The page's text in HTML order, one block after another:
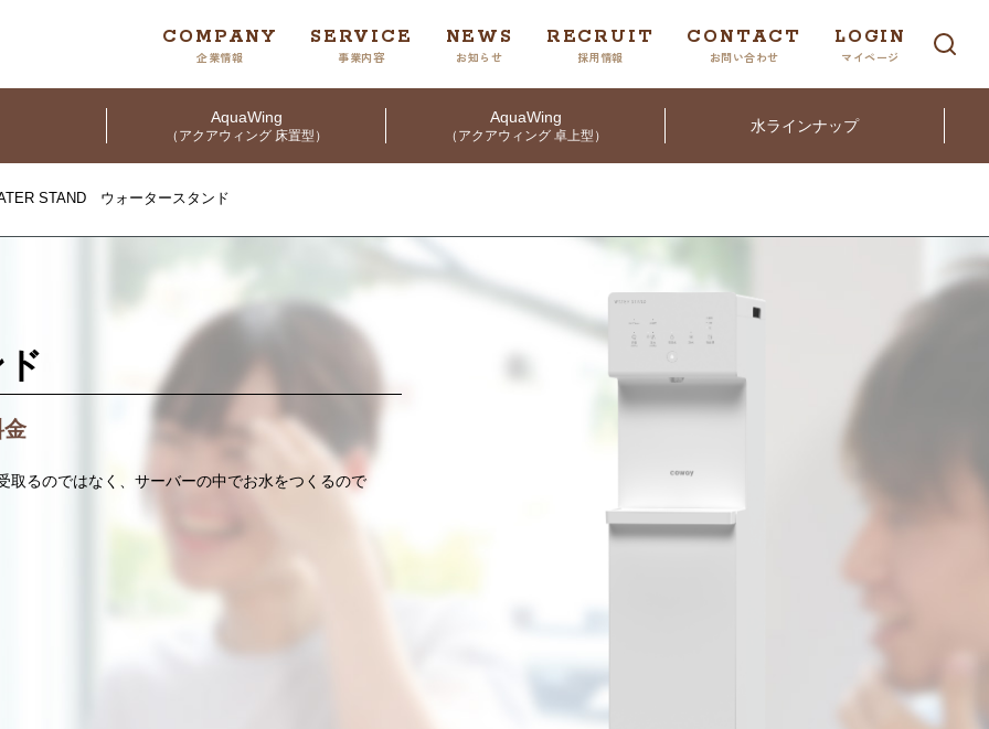
企業情報
COMPANY
事業内容
SERVICE
お知らせ
NEWS
採用情報
RECRUIT
お問い合わせ
CONTACT
マイページ
LOGIN
AquaWing
（アクアウィング 床置型）
AquaWing
（アクアウィング 卓上型）
水ラインナップ
STAND ウォータースタンド
金
取るのではなく、サーバーの中でお水をつくるので